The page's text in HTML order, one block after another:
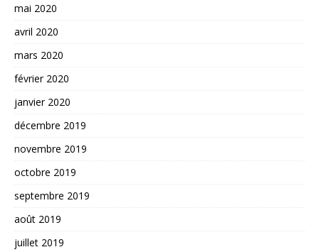
mai 2020
avril 2020
mars 2020
février 2020
janvier 2020
décembre 2019
novembre 2019
octobre 2019
septembre 2019
août 2019
juillet 2019